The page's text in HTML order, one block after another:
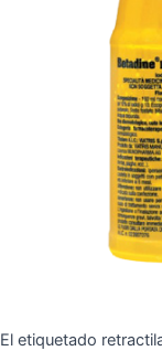
El etiquetado